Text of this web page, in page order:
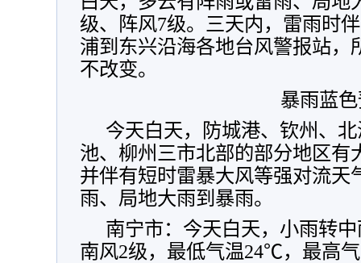
级、阵风7级。三天内，雷雨时
浦到东兴沿海各地台风警报站，
不改变。
暴雨蓝
今天白天，防城港、钦州、
池、柳州三市北部的部分地区有
并伴有短时雷暴大风等强对流天
雨、局地大雨到暴雨。
南宁市：今天白天，小雨转
南风2级，最低气温24℃，最高